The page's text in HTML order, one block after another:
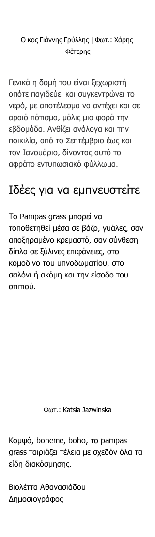
Ο κος Γιάννης Γρύλλης | Φωτ.: Χάρης
Φέτερης
Γενικά η δομή του είναι ξεχωριστή
οπότε παγιδεύει και συγκεντρώνει το
νερό, με αποτέλεσμα να αντέχει και σε
αραιό πότισμα, μόλις μια φορά την
εβδομάδα. Ανθίζει ανάλογα και την
ποικιλία, από το Σεπτέμβριο έως και
τον Ιανουάριο, δίνοντας αυτό το
αφράτο εντυπωσιακό φύλλωμα.
Ιδέες για να εμπνευστείτε
Το Pampas grass μπορεί να
τοποθετηθεί μέσα σε βάζο, γυάλες, σαν
αποξηραμένο κρεμαστό, σαν σύνθεση
δίπλα σε ξύλινες επιφάνειες, στο
κομοδίνο του υπνοδωματίου, στο
σαλόνι ή ακόμη και την είσοδο του
σπιτιού.
Φωτ.: Katsia Jazwinska
Κομψό, boheme, boho, το pampas
grass ταιριάζει τέλεια με σχεδόν όλα τα
είδη διακόσμησης.
Βιολέττα Αθανασιάδου
Δημοσιογράφος